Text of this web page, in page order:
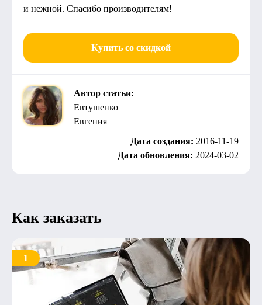
и нежной. Спасибо производителям!
Купить со скидкой
Автор статьи:
Евтушенко
Евгения
Дата создания: 2016-11-19
Дата обновления: 2024-03-02
Как заказать
1